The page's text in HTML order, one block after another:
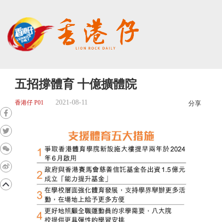
五招撐體育 十億擴體院
香港仔 P01 2021-08-11 分享